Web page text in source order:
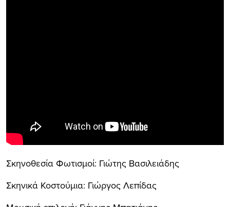
Σκηνοθεσία Φωτισμοί: Γιώτης Βασιλειάδης
Σκηνικά Κοστούμια: Γιώργος Λεπίδας